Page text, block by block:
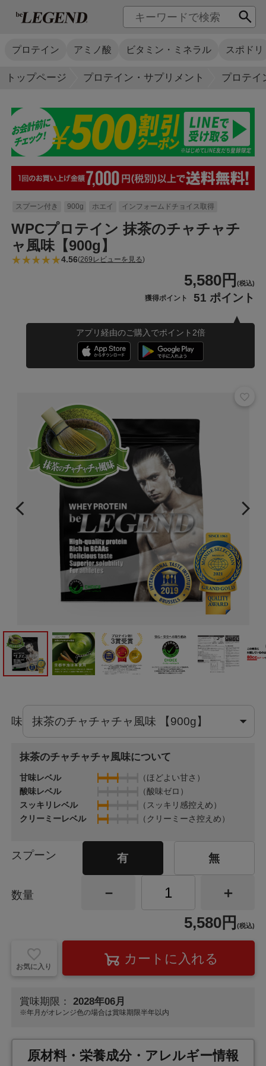
プロテイン アミノ酸 ビタミン・ミネラル スポドリ
トップページ プロテイン・サプリメント プロテイ
スプーン付き 900g ホエイ インフォームドチョイス取得
WPCプロテイン 抹茶のチャチャチ
ャ風味【900g】
4.56(269レビューを見る)
5,580円 (税込)
獲得ポイント 51 ポイント
アプリ経由のご購入でポイント2倍
味
抹茶のチャチャチャ風味について
甘味レベル
（ほどよい甘さ）
酸味レベル
（酸味ゼロ）
スッキリレベル
（スッキリ感控えめ）
クリーミーレベル
（クリーミーさ控えめ）
スプーン 有 無
数量
5,580円 (税込)
お気に入り
賞味期限： 2028年06月
※年月がオレンジ色の場合は賞味期限半年以内
原材料・栄養成分・アレルギー情報